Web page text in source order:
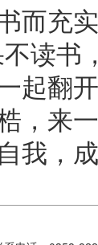
而充
读书
起翻
，来
我，